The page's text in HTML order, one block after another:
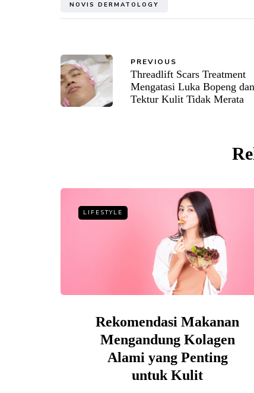
NOVIS DERMATOLOGY
PREVIOUS
Threadlift Scars Treatment
Mengatasi Luka Bopeng dan
Tektur Kulit Tidak Merata
LIFESTYLE
Rekomendasi Makanan
Mengandung Kolagen
Alami yang Penting
untuk Kulit